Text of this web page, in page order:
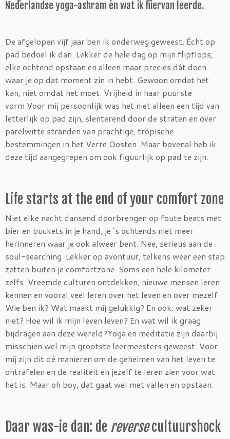
Nederlandse yoga-ashram en wat ik hiervan leerde.
De afgelopen vijf jaar ben ik onderweg geweest. Écht op
pad bedoel ik dan. Lekker de hele dag op mijn flipflops,
elke ochtend opstaan en alleen maar precies dát doen
waar je op dat moment zin in hebt. Gewoon omdat het
kan, niet omdat het moet. Vrijheid in haar puurste
vorm.Voor mij persoonlijk was het niet alleen een tijd van
letterlijk op pad zijn, slenterend door de straten en over
parelwitte stranden van prachtige, tropische
bestemmingen in het Verre Oosten. Maar bovenal heb ik
deze tijd aangegrepen om ook figuurlijk op pad te zijn.
Life starts at the end of your comfort zone
Niet elke nacht dansend doorbrengen op foute beats met
bier en buckets in je hand, je ’s ochtends niet meer
herinneren waar je ook alweer bent. Nee, serieus aan de
soul-searching. Lekker op avontuur, telkens weer een stap
zetten buiten je comfortzone. Soms een hele kilometer
zelfs. Vreemde culturen ontdekken, nieuwe mensen leren
kennen en vooral veel leren over het leven en over mezelf.
Wie ben ik? Wat maakt mij gelukkig? En ook: wat zeker
niet? Hoe wil ik mijn leven leven? En wat wil ik graag
bijdragen aan deze wereld?Yoga en meditatie zijn daarbij
misschien wel mijn grootste leermeesters geweest. Voor
mij zijn dit dé manieren om de geheimen van het leven te
ontrafelen en de realiteit en jezelf te leren zien voor wat
het is. Maar oh boy, dat gaat wel met vallen en opstaan.
Daar was-ie dan: de reversecultuurshock